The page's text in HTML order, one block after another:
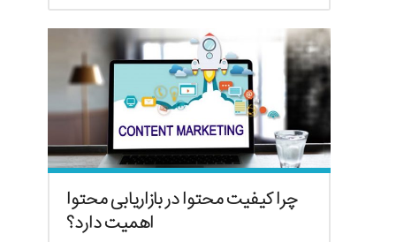
چرا کیفیت محتوا در بازاریابی محتوا
اهمیت دارد؟